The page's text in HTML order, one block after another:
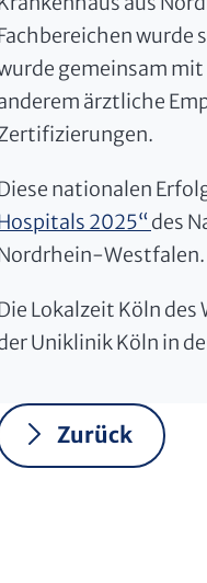
wurde
gemeinsam
ärztliche
nationalen
2025“des
Westfalen.
Lokalzeit Köln des
Uniklinik Köln in
Zurück